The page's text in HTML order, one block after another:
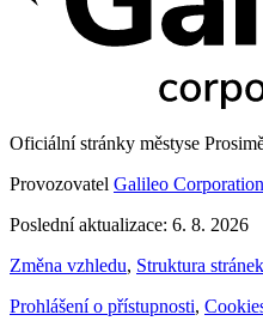
Oficiální stránky městyse
Provozovatel Galileo
Poslední aktualizace: 6. 8. 2026
Změna vzhledu, Struktura stránek
Prohlášení o přístupnosti,